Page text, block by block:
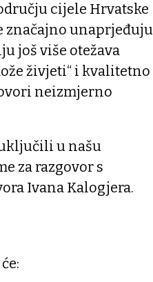
cijele Hrvatske
značajno unaprjeđuju
još više otežava
živjeti“ i kvalitetno
neizmjerno
u našu
za razgovor s
Ivana Kalogjera.